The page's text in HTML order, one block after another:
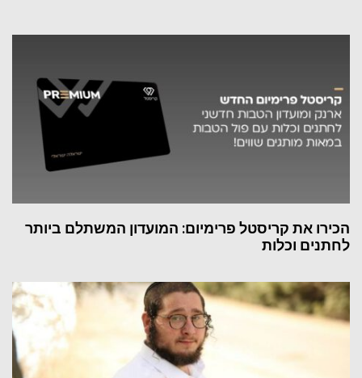
הכירו את קריסטל פרימיום: המועדון המשתלם ביותר
לחתנים וכלות